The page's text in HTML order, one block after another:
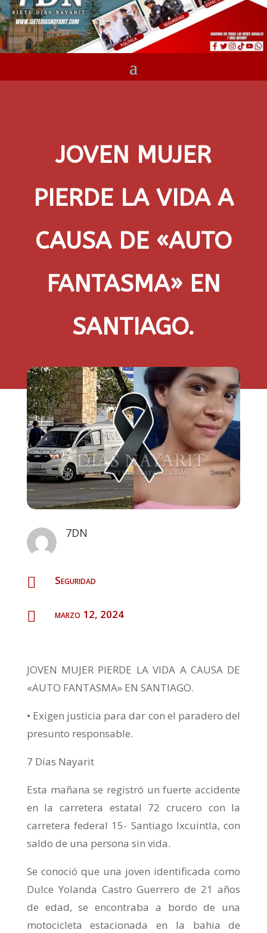
JOVEN MUJER
PIERDE LA VIDA A
CAUSA DE «AUTO
FANTASMA» EN
SANTIAGO.
7DN
 Seguridad
 marzo 12, 2024
JOVEN MUJER PIERDE LA VIDA A CAUSA DE
«AUTO FANTASMA» EN SANTIAGO.
• Exigen justicia para dar con el paradero del
presunto responsable.
7 Días Nayarit
Esta mañana se registró un fuerte accidente
en la carretera estatal 72 crucero con la
carretera federal 15- Santiago Ixcuintla, con
saldo de una persona sin vida.
Se conoció que una joven identificada como
Dulce Yolanda Castro Guerrero de 21 años
de edad, se encontraba a bordo de una
motocicleta estacionada en la bahia de